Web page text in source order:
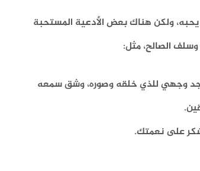
ولكن هناك بعض الأدعية المستحبة
الصالح، مثل:
وجهي للذي خلقه وصوره، وشق سمعه
على نعمتك.